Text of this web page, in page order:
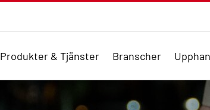
Produkter & Tjänster Branscher